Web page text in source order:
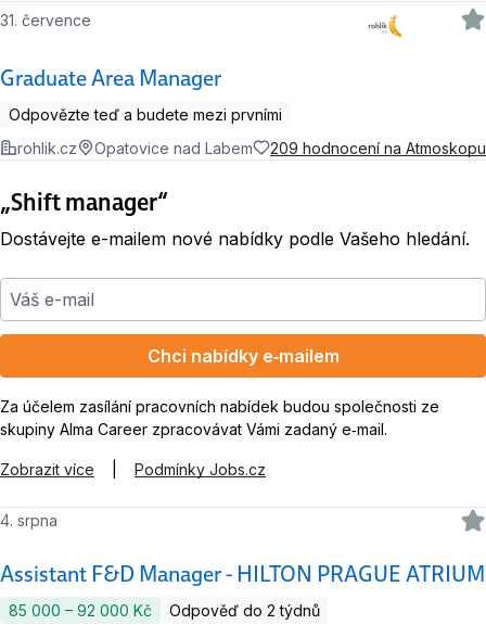
Graduate Area Manager
31. července
Odpovězte teď a budete mezi prvními
rohlik.cz
Opatovice nad Labem 209 hodnocení na Atmoskopu
„Shift manager“
Dostávejte e-mailem nové nabídky podle Vašeho hledání.
Váš e-mail
Chci nabídky e‑mailem
Za účelem zasílání pracovních nabídek budou společnosti ze
skupiny Alma Career zpracovávat Vámi zadaný e‑mail.
Zobrazit více Podmínky Jobs.cz
Assistant F&D Manager - HILTON PRAGUE ATRIUM
4. srpna
85 000 ‍–‍ 92 000 Kč
Odpověď do 2 týdnů